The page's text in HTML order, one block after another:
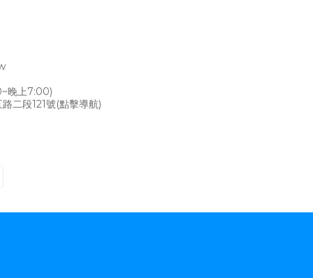
晚上7:00)
二段121號(點擊導航)